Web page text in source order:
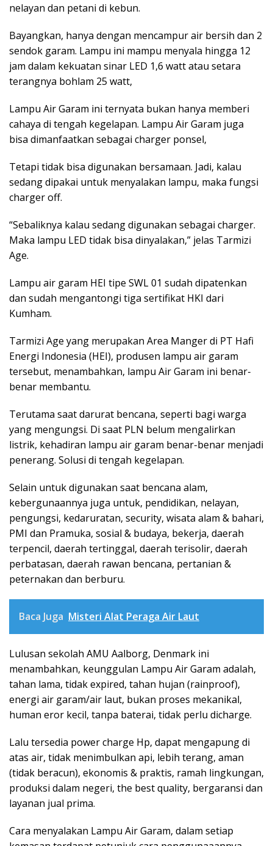
nelayan dan petani di kebun.
Bayangkan, hanya dengan mencampur air bersih dan 2
sendok garam. Lampu ini mampu menyala hingga 12
jam dalam kekuatan sinar LED 1,6 watt atau setara
terangnya bohlam 25 watt,
Lampu Air Garam ini ternyata bukan hanya memberi
cahaya di tengah kegelapan. Lampu Air Garam juga
bisa dimanfaatkan sebagai charger ponsel,
Tetapi tidak bisa digunakan bersamaan. Jadi, kalau
sedang dipakai untuk menyalakan lampu, maka fungsi
charger off.
“Sebaliknya kalau sedang digunakan sebagai charger.
Maka lampu LED tidak bisa dinyalakan,” jelas Tarmizi
Age.
Lampu air garam HEI tipe SWL 01 sudah dipatenkan
dan sudah mengantongi tiga sertifikat HKI dari
Kumham.
Tarmizi Age yang merupakan Area Manger di PT Hafi
Energi Indonesia (HEI), produsen lampu air garam
tersebut, menambahkan, lampu Air Garam ini benar-
benar membantu.
Terutama saat darurat bencana, seperti bagi warga
yang mengungsi. Di saat PLN belum mengalirkan
listrik, kehadiran lampu air garam benar-benar menjadi
penerang. Solusi di tengah kegelapan.
Selain untuk digunakan saat bencana alam,
kebergunaannya juga untuk, pendidikan, nelayan,
pengungsi, kedaruratan, security, wisata alam & bahari,
PMI dan Pramuka, sosial & budaya, bekerja, daerah
terpencil, daerah tertinggal, daerah terisolir, daerah
perbatasan, daerah rawan bencana, pertanian &
peternakan dan berburu.
Baca Juga Misteri Alat Peraga Air Laut
Lulusan sekolah AMU Aalborg, Denmark ini
menambahkan, keunggulan Lampu Air Garam adalah,
tahan lama, tidak expired, tahan hujan (rainproof),
energi air garam/air laut, bukan proses mekanikal,
human eror kecil, tanpa baterai, tidak perlu dicharge.
Lalu tersedia power charge Hp, dapat mengapung di
atas air, tidak menimbulkan api, lebih terang, aman
(tidak beracun), ekonomis & praktis, ramah lingkungan,
produksi dalam negeri, the best quality, bergaransi dan
layanan jual prima.
Cara menyalakan Lampu Air Garam, dalam setiap